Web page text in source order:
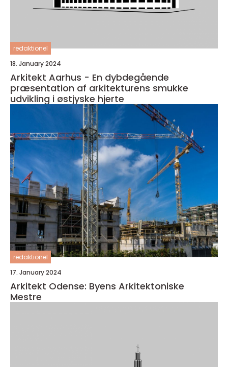
redaktionel
18. January 2024
Arkitekt Aarhus - En dybdegående
præsentation af arkitekturens smukke
udvikling i østjyske hjerte
redaktionel
17. January 2024
Arkitekt Odense: Byens Arkitektoniske
Mestre